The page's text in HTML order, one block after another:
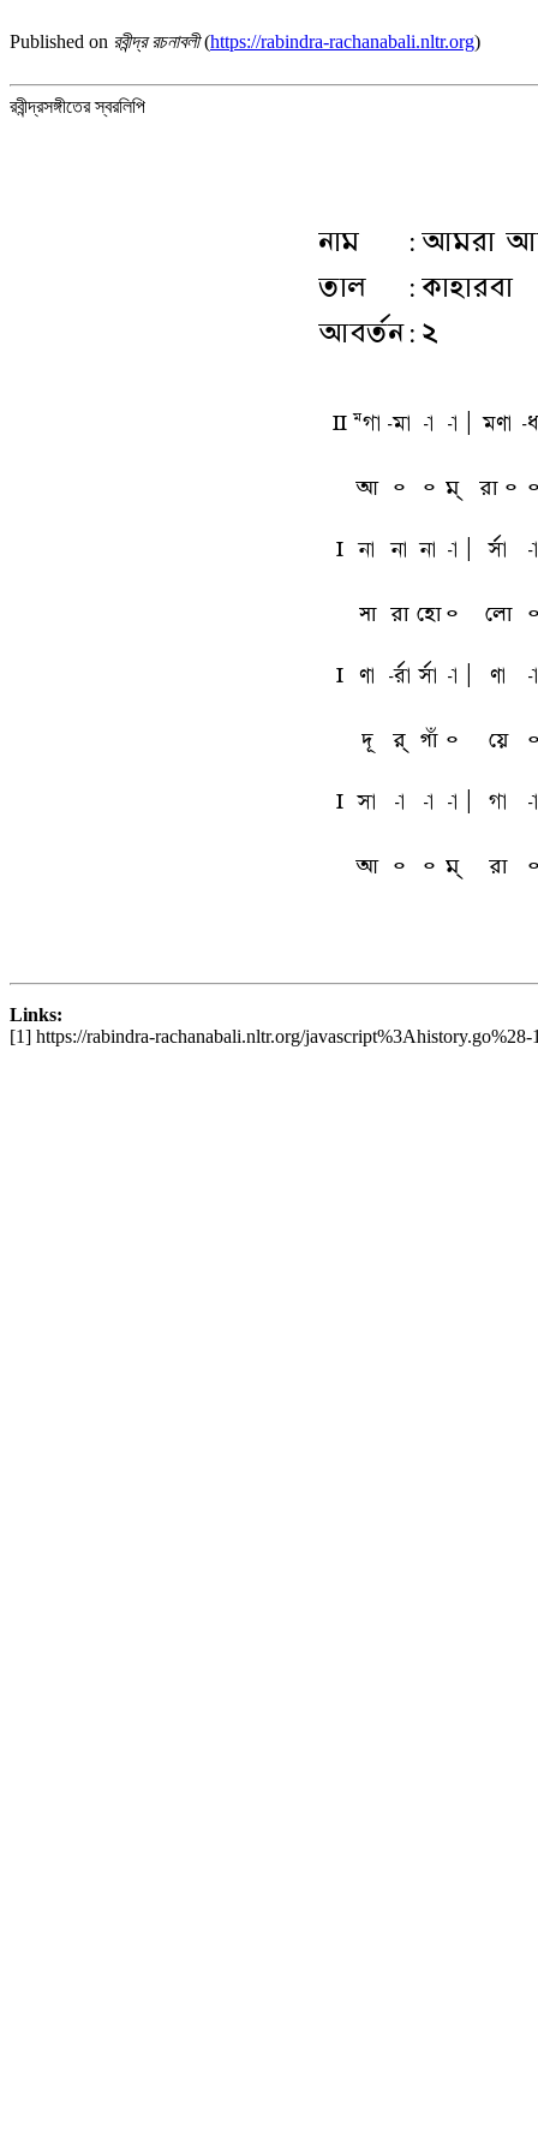
Published on রবীন্দ্র রচনাবলী(https://rabindra-rachanabali.nltr.org)
রবীন্দ্রসঙ্গীতের স্বরলিপি
নাম :আমরা
তাল
:কাহারবা
আবর্তন: ২
L Mga -ma -a -a mua -
আ ৹ ৹ ম্ রা ৹ ৹
l na na na -a sfa -a
সা রা হো ৹ লো ৹
l ua -rfa sfa -a ua -a
দূ র্ গাঁ ৹ য়ে ৹
l sa -a -a -a ga -a
আ ৹ ৹ ম্ রা ৹
Links:
[1] https://rabindra-rachanabali.nltr.org/